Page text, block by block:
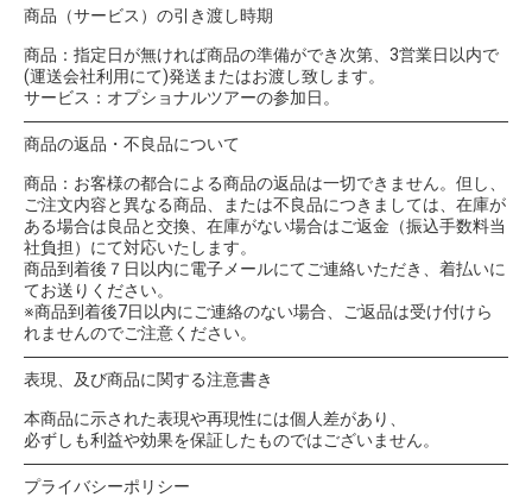
商品（サービス）の引き渡し時期
商品：指定日が無ければ商品の準備ができ次第、3営業日以内で
(運送会社利用にて)発送またはお渡し致します。
サービス：オプショナルツアーの参加日。
商品の返品・不良品について
商品：お客様の都合による商品の返品は一切できません。但し、
ご注文内容と異なる商品、または不良品につきましては、在庫が
ある場合は良品と交換、在庫がない場合はご返金（振込手数料当
社負担）にて対応いたします。
商品到着後７日以内に電子メールにてご連絡いただき、着払いに
てお送りください。
※商品到着後7日以内にご連絡のない場合、ご返品は受け付けら
れませんのでご注意ください。
表現、及び商品に関する注意書き
本商品に示された表現や再現性には個人差があり、
必ずしも利益や効果を保証したものではございません。
プライバシーポリシー